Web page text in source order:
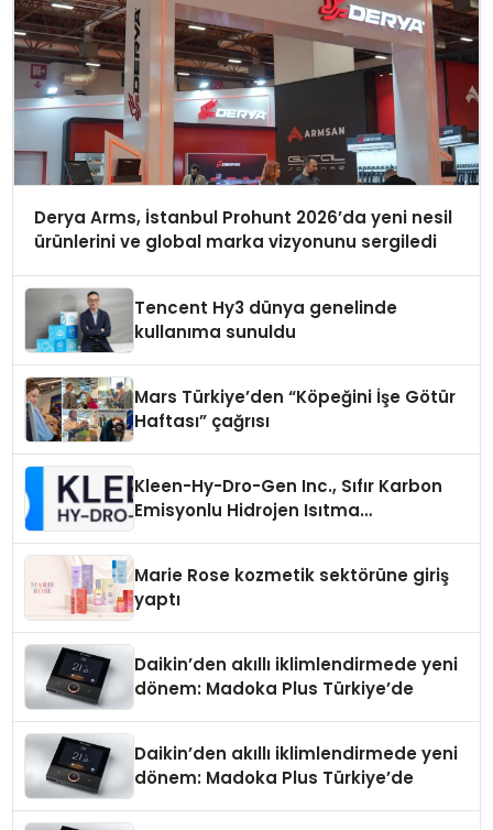
Derya Arms, İstanbul Prohunt 2026’da yeni nesil
ürünlerini ve global marka vizyonunu sergiledi
Tencent Hy3 dünya genelinde
kullanıma sunuldu
Mars Türkiye’den “Köpeğini İşe Götür
Haftası” çağrısı
Kleen-Hy-Dro-Gen Inc., Sıfır Karbon
Emisyonlu Hidrojen Isıtma
Marie Rose kozmetik sektörüne giriş
yaptı
Daikin’den akıllı iklimlendirmede yeni
dönem: Madoka Plus Türkiye’de
Daikin’den akıllı iklimlendirmede yeni
dönem: Madoka Plus Türkiye’de